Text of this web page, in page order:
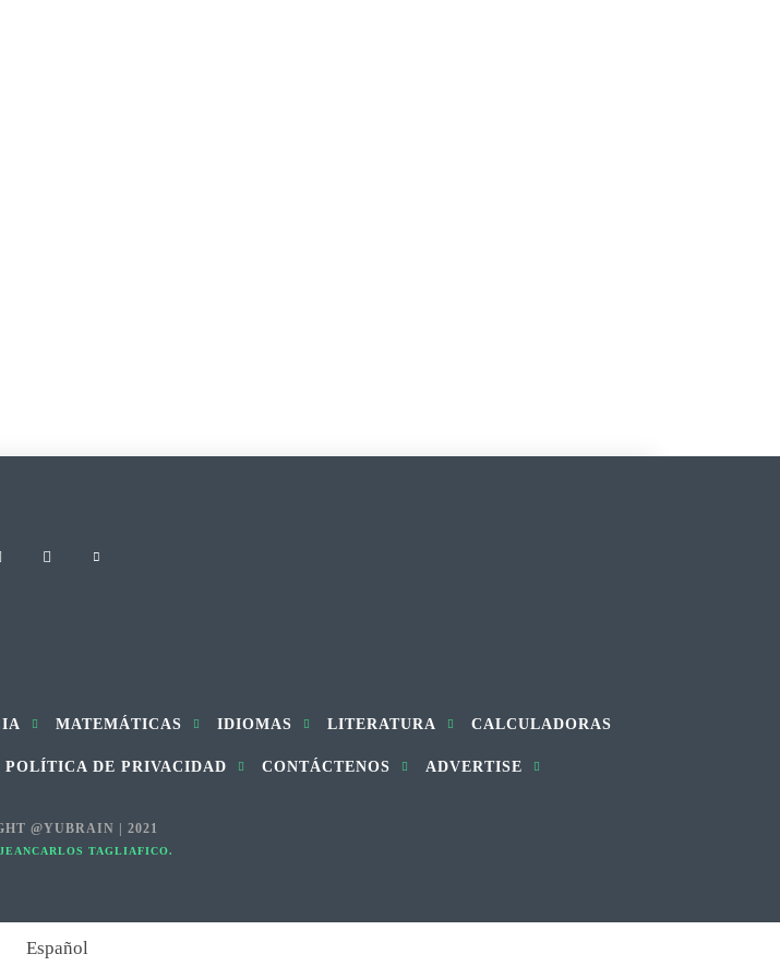
MATEMÁTICAS IDIOMAS LITERATURA CALCULADORAS
POLÍTICA DE PRIVACIDAD CONTÁCTENOS
ADVERTISE
@YUBRAIN | 2021
JEANCARLOS TAGLIAFICO.
Español